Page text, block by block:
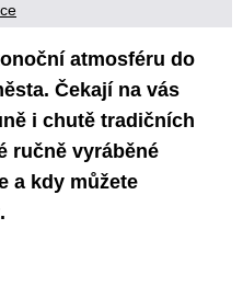
atmosféru do
Čekají na vás
i chutě tradičních
ručně vyráběné
a kdy můžete